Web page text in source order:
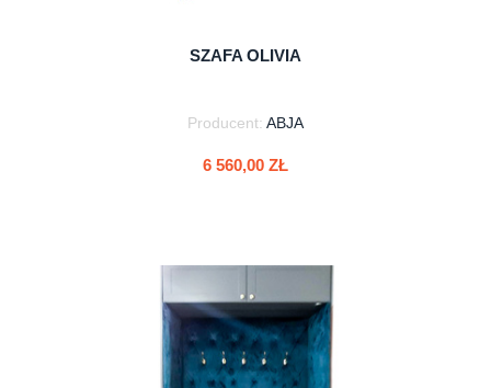
SZAFA OLIVIA
Producent: ABJA
6 560,00 ZŁ
do koszyka